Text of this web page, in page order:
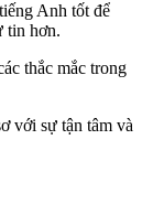
Anh tốt để
tin hơn.
thắc mắc trong
với sự tận tâm và